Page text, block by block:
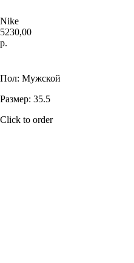
Nike
5230,00
р.
Пол: Мужской
Размер: 35.5
Click to order